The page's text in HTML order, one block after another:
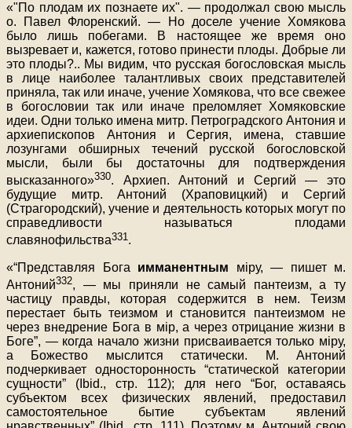
«"По плодам их познаете их". — продолжал свою мысль
о. Павел Флоренский. — Но доселе учение Хомякова
было лишь побегами. В настоящее же время оно
вызревает и, кажется, готово принести плоды. Добрые ли
это плоды?.. Мы видим, что русская богословская мысль
в лице наиболее талантливых своих представителей
приняла, так или иначе, учение Хомякова, что все свежее
в богословии так или иначе преломляет Хомяковские
идеи. Одни только имена митр. Петроградского Антония и
архиепископов Антония и Сергия, имена, ставшие
лозунгами обширных течений русской богословской
мысли, были бы достаточны для подтверждения
высказанного»330. Архиеп. Антоний и Сергий — это
будущие митр. Антоний (Храповицкий) и Сергий
(Страгородский), учение и деятельность которых могут по
справедливости называться плодами
славянофильства331 .
«“Представляя Бога имманентным міру, — пишет м.
Антоний332, — мы приняли не самый пантеизм, а ту
частицу правды, которая содержится в нем. Теизм
перестает быть теизмом и становится пантеизмом не
через внедрение Бога в мір, а через отрицание жизни в
Боге”, — когда начало жизни присваивается только міру,
а Божество мыслится статически. М. Антоний
подчеркивает односторонность “статической категории
сущности” (Ibid., стр. 112); для него “Бог, оставаясь
субъектом всех физических явлений, предоставил
самостоятельное бытие субъектам явлений